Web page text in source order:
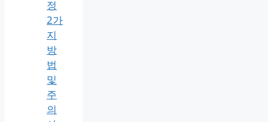
정
2가
지
방
법
및
주
의